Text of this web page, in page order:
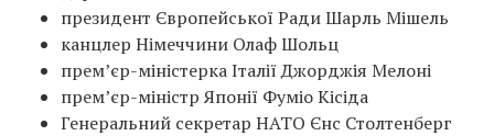
президент Європейської Ради Шарль Мішель
канцлер Німеччини Олаф Шольц
прем’єр-міністерка Італії Джорджія Мелоні
прем’єр-міністр Японії Фуміо Кісіда
Генеральний секретар НАТО Єнс Столтенберг